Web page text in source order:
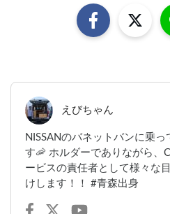
えびちゃん
NISSANのバネットバンに乗
す🦐 ホルダーでありながら、
ービスの責任者として様々な
けします！！ #青森出身